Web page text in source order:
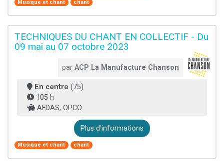
Musique et chant chant
TECHNIQUES DU CHANT EN COLLECTIF - Du
09 mai au 07 octobre 2023
parACP La Manufacture Chanson
En centre (75)
105 h
AFDAS, OPCO
Plus d'informations
Musique et chant chant